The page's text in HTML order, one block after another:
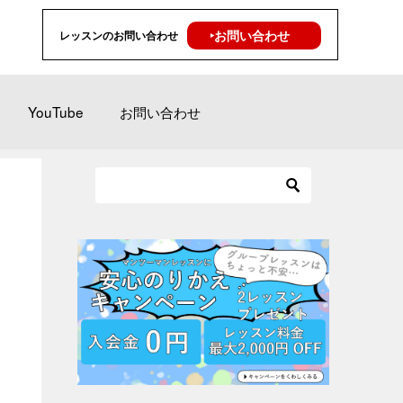
レッスンのお問い合わせ ‣お問い合わせ
YouTube お問い合わせ